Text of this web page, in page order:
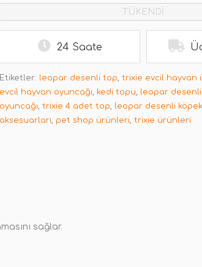
TÜKENDİ
24 Saate
Etiketler: leopar desenli top, trixie evcil hayvan
evcil hayvan oyuncağı, kedi topu, leopar
oyuncağı, trixie 4 adet top, leopar desenli
aksesuarları, pet shop ürünleri, trixie ürünleri
sağlar.